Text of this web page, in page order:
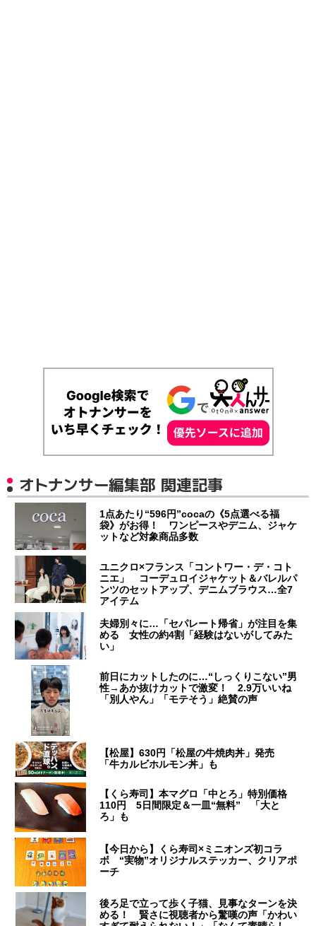
オトナンサー編集部 関連記事
1点あたり“596円”cocaの《5点選べる福
袋》がお得！ ワンピースやデニム、ジャケ
ットなど対象商品多数
ユニクロ×フランス「コントワー・デ・コト
ニエ」 コーデュロイジャケット＆バレルパ
ンツのセットアップ、デニムブラウス…全7
アイテム
夫婦別々に…「セパレート帰省」が注目を集
める 女性の約4割「経験はないがしてみた
い」
前日にカットしたのに…“しっくりこない”男
性→あか抜けカットで激変！ 2.9万いいね
「別人やん」「モテそう」絶賛の声
【松屋】630円「松屋の牛焼肉丼」発売
「牛カルビホルモン丼」も
【くら寿司】本マグロ「中とろ」特別価格
110円 5日間限定＆一皿“無料” 「大と
ろ」も
【今日から】くら寿司×ミニオンズ初コラ
ボ “実物”オリジナルステッカー、クリアポ
ーチ
後ろ足で立って歩く子猫、見事なターンを決
める！ 賢さに視聴者から驚嘆の声「かわい